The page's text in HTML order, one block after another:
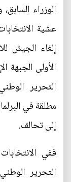
الوزراء
إلغاء الجيش
التحرير
مطلقة في
إلى تحالف.